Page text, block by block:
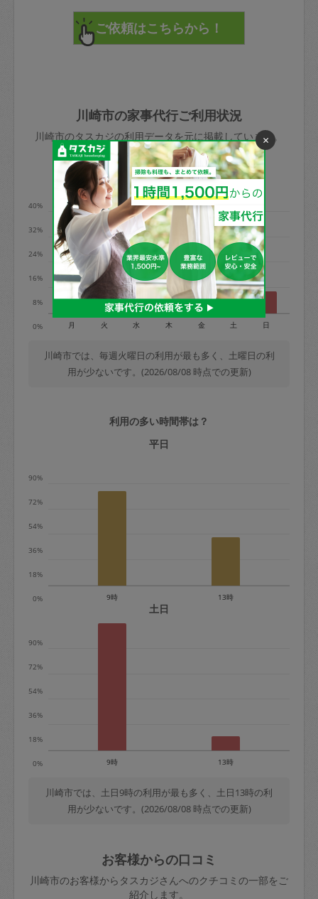
直前キャンセル料：
72時間前〜24時間前＝依頼料金の50%
依頼者不在による当日キャンセル＝依頼
金額の100%＋交通費全額
※例：依頼日時／土曜日午前9時開始の場
合、水曜日午前9時以降はキャンセル料が
発生
水曜日9時〜金曜日9時まで＝依頼料金の
50%
金曜日9時～土曜日8時まで＝依頼金額の
100%
土曜日8時〜実施時間＝依頼金額の100%
＋交通費全額
依頼者不在による当日キャンセル＝依頼
金額の100%＋交通費全額
定期契約をキャンセルする場合、毎週定
期は月2回まで隔週定期は月1回までキャ
※キャンセル料金の設定について：
定期依頼1回（3時間）の金額とスポット
みてください。
その後、一番気に入ったタスカジさんに
てください。
不在時に部屋に入るためにタスカジさん
きた場合は損害保険の対象外となるので
ご注意ください。
で、必ず鍵のかかるロッカーや金庫に入
れて依頼者の責任の元管理するよう心掛
けてください。
玉、など
あわせてこちらも参照ください：初めて
利用します。注意しなくてはいけない点
はありますか？
川崎市の家事代行ご利用状況
川崎市のタスカジの利用データを元に掲載しています。
利用の多い曜日は？
0%
8%
16%
24%
32%
40%
月 火 水 木 金 土 日
川崎市では、毎週火曜日の利用が最も多く、土曜日の利
用が少ないです。(2026/08/08 時点での更新)
利用の多い時間帯は？
平日
0%
18%
36%
54%
72%
90%
9時 13時
土日
0%
18%
36%
54%
72%
90%
9時 13時
川崎市では、土日9時の利用が最も多く、土日13時の利
用が少ないです。(2026/08/08 時点での更新)
お客様からの口コミ
川崎市のお客様からタスカジさんへのクチコミの一部をご
紹介します。
×